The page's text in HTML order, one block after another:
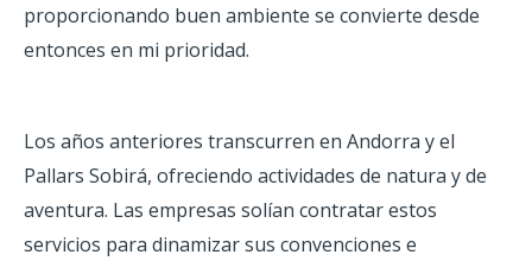
proporcionando buen ambiente se convierte desde
entonces en mi prioridad.
Los años anteriores transcurren en Andorra y el
Pallars Sobirá, ofreciendo actividades de natura y de
aventura. Las empresas solían contratar estos
servicios para dinamizar sus convenciones e